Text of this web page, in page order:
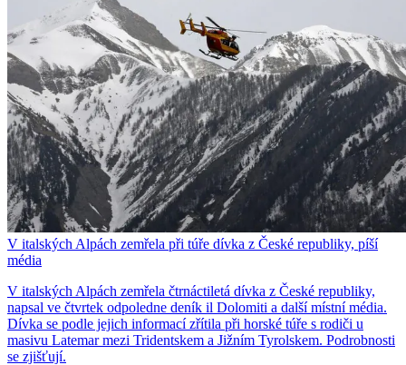
V italských Alpách zemřela při túře dívka z České republiky, píší
média
V italských Alpách zemřela čtrnáctiletá dívka z České republiky,
napsal ve čtvrtek odpoledne deník il Dolomiti a další místní média.
Dívka se podle jejich informací zřítila při horské túře s rodiči u
masivu Latemar mezi Tridentskem a Jižním Tyrolskem. Podrobnosti
se zjišťují.